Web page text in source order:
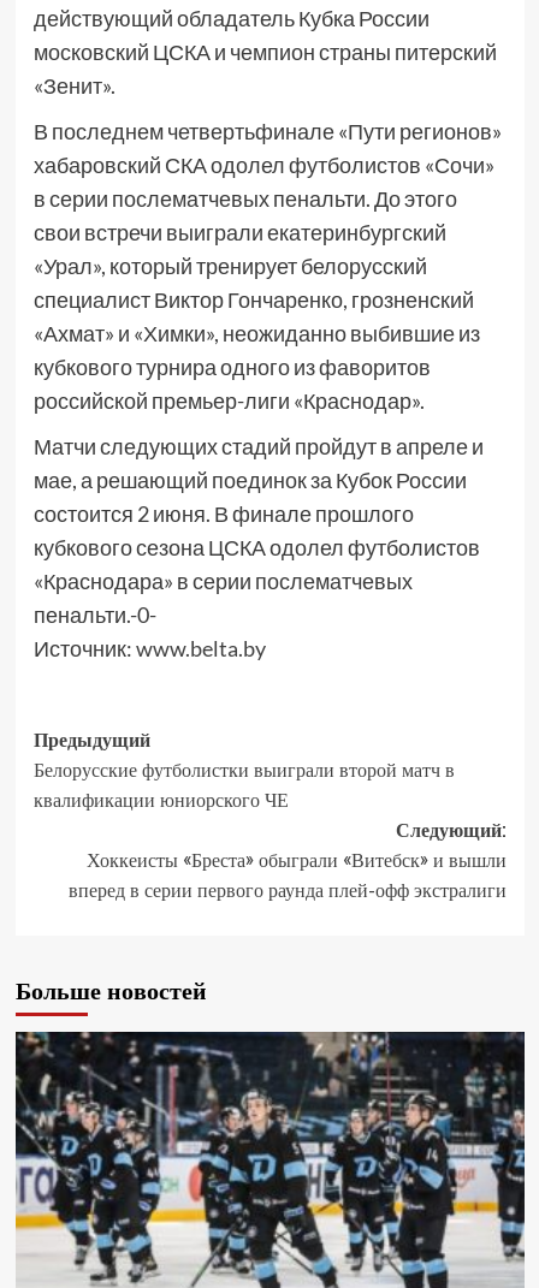
действующий обладатель Кубка России
московский ЦСКА и чемпион страны питерский
«Зенит».
В последнем четвертьфинале «Пути регионов»
хабаровский СКА одолел футболистов «Сочи»
в серии послематчевых пенальти. До этого
свои встречи выиграли екатеринбургский
«Урал», который тренирует белорусский
специалист Виктор Гончаренко, грозненский
«Ахмат» и «Химки», неожиданно выбившие из
кубкового турнира одного из фаворитов
российской премьер-лиги «Краснодар».
Матчи следующих стадий пройдут в апреле и
мае, а решающий поединок за Кубок России
состоится 2 июня. В финале прошлого
кубкового сезона ЦСКА одолел футболистов
«Краснодара» в серии послематчевых
пенальти.-0-
Источник:www.belta.by
Предыдущий
Белорусские футболистки выиграли второй матч в
квалификации юниорского ЧЕ
Следующий:
Хоккеисты «Бреста» обыграли «Витебск» и вышли
вперед в серии первого раунда плей-офф экстралиги
Больше новостей